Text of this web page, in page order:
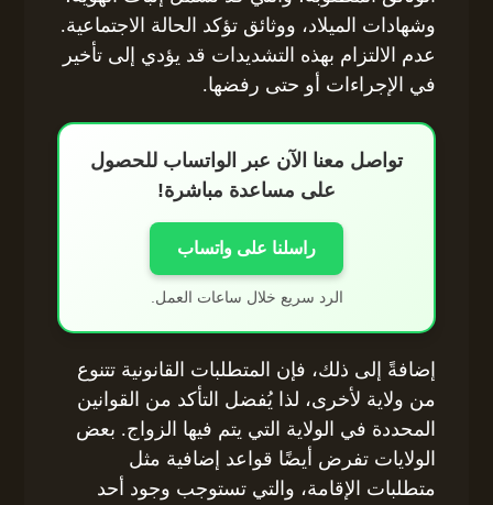
وشهادات الميلاد، ووثائق تؤكد الحالة الاجتماعية.
عدم الالتزام بهذه التشديدات قد يؤدي إلى تأخير
في الإجراءات أو حتى رفضها.
تواصل معنا الآن عبر الواتساب للحصول
على مساعدة مباشرة!
راسلنا على واتساب
الرد سريع خلال ساعات العمل.
إضافةً إلى ذلك، فإن المتطلبات القانونية تتنوع
من ولاية لأخرى، لذا يُفضل التأكد من القوانين
المحددة في الولاية التي يتم فيها الزواج. بعض
الولايات تفرض أيضًا قواعد إضافية مثل
متطلبات الإقامة، والتي تستوجب وجود أحد